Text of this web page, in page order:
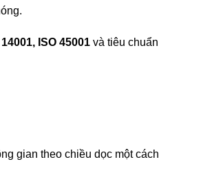
14001, ISO 45001 và tiêu chuẩn
gian theo chiều dọc một cách